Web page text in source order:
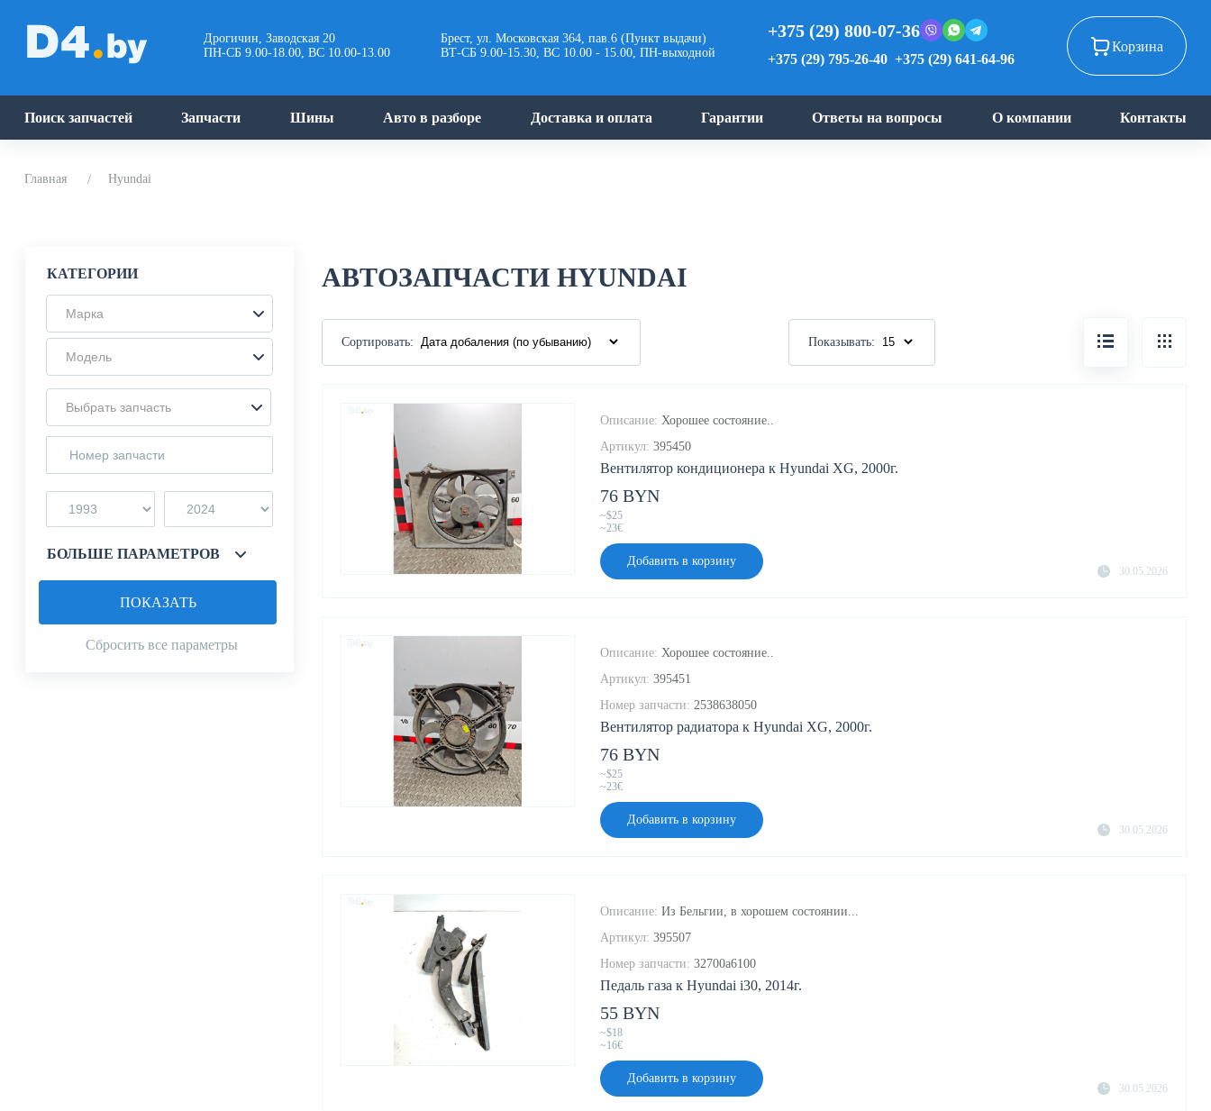
Дрогичин, Заводская 20
ПН-СБ 9.00-18.00, ВС 10.00-13.00
Брест, ул. Московская 364, пав.6 (Пункт выдачи)
ВТ-СБ 9.00-15.30, ВС 10.00 - 15.00, ПН-выходной
+375 (29) 800-07-36
+375 (29) 795-26-40 +375 (29) 641-64-96
Корзина
Поиск запчастей Запчасти Шины Авто в разборе Доставка и оплата Гарантии Ответы на вопросы О компании Контакты
Главная Hyundai
КАТЕГОРИИ
Марка
Модель
Выбрать запчасть
БОЛЬШЕ ПАРАМЕТРОВ
Сбросить все параметры
ПОКАЗАТЬ
АВТОЗАПЧАСТИ HYUNDAI
Сортировать: Показывать:
Вентилятор кондиционера к Hyundai XG, 2000г.
Описание: Хорошее состояние..
Артикул: 395450
30.05.2026
76 BYN
~$25
~23€
Добавить в корзину
Вентилятор радиатора к Hyundai XG, 2000г.
Описание: Хорошее состояние..
Артикул: 395451
Номер запчасти: 2538638050
30.05.2026
76 BYN
~$25
~23€
Добавить в корзину
Педаль газа к Hyundai i30, 2014г.
Описание: Из Бельгии, в хорошем состоянии...
Артикул: 395507
Номер запчасти: 32700a6100
30.05.2026
55 BYN
~$18
~16€
Добавить в корзину